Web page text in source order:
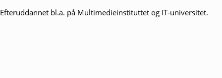
Efteruddannet bl.a. på Multimedieinstituttet og IT-universitet.